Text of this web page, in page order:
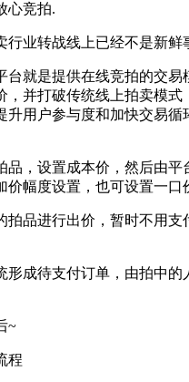
心竞拍.
行业转战线上已经不是新鲜
台就是提供在线竞拍的交易
，并打破传统线上拍卖模式
升用户参与度和加快交易循
品，设置成本价，然后由平
价幅度设置，也可设置一口
拍品进行出价，暂时不用支
形成待支付订单，由拍中的
~
程